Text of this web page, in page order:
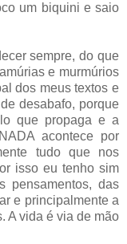
um biquini e saio
sempre, do que
e murmúrios
dos meus textos e
desabafo, porque
que propaga e a
acontece por
tudo que nos
isso eu tenho sim
pensamentos, das
e principalmente a
A vida é via de mão